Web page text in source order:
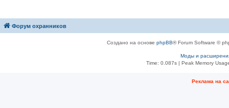
Форум охранников
Создано на основе phpBB® Forum Software ©
Моды и
Time: 0.087s| Peak Memory
Рeклама на